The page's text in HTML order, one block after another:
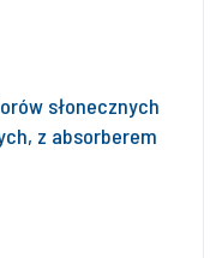
słonecznych
z absorberem